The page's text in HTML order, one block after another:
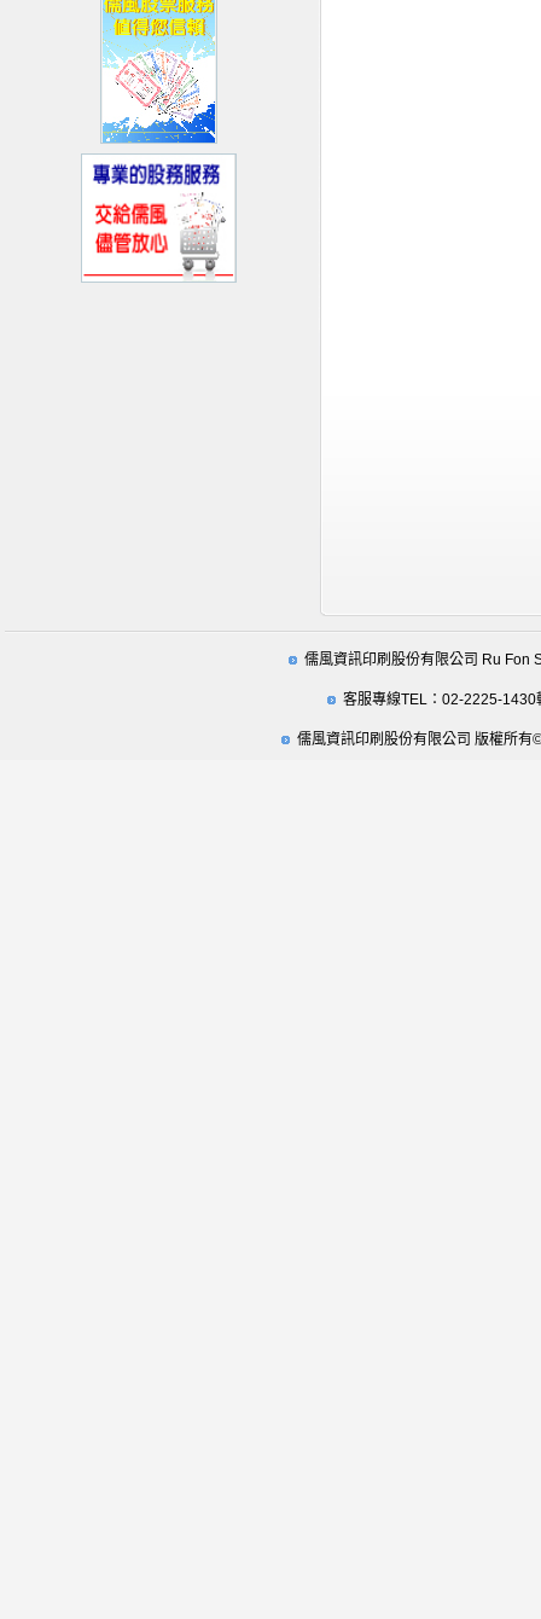
儒風資訊印刷股份有限公司 Ru Fon
客服專線TEL：02-2225-1430
儒風資訊印刷股份有限公司 版權所